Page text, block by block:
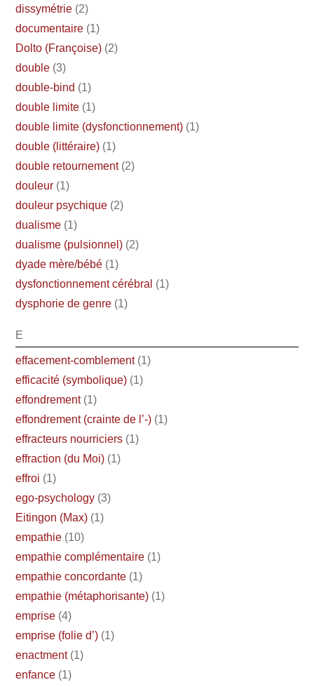
dissymétrie (2)
documentaire (1)
Dolto (Françoise) (2)
double (3)
double-bind (1)
double limite (1)
double limite (dysfonctionnement) (1)
double (littéraire) (1)
double retournement (2)
douleur (1)
douleur psychique (2)
dualisme (1)
dualisme (pulsionnel) (2)
dyade mère/bébé (1)
dysfonctionnement cérébral (1)
dysphorie de genre (1)
E
effacement-comblement (1)
efficacité (symbolique) (1)
effondrement (1)
effondrement (crainte de l’-) (1)
effracteurs nourriciers (1)
effraction (du Moi) (1)
effroi (1)
ego-psychology (3)
Eitingon (Max) (1)
empathie (10)
empathie complémentaire (1)
empathie concordante (1)
empathie (métaphorisante) (1)
emprise (4)
emprise (folie d’) (1)
enactment (1)
enfance (1)